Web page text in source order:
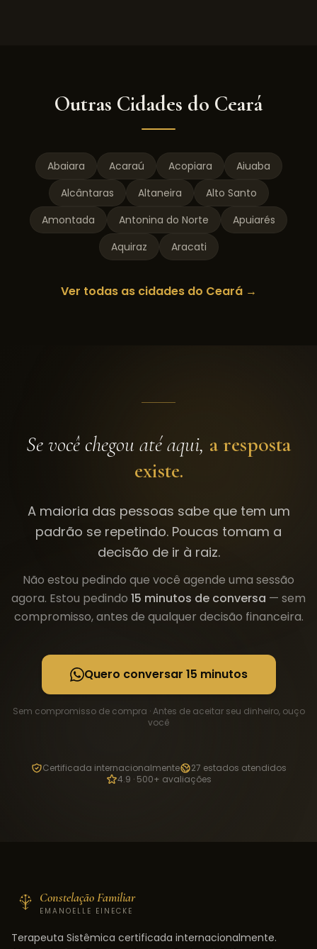
Outras Cidades do Ceará
Abaiara Acaraú Acopiara
Aiuaba
Alcântaras
Altaneira
Alto Santo
Amontada
Antonina do Norte
Apuiarés
Aquiraz
Aracati
Ver todas as cidades do Ceará→
Se você chegou até aqui, a resposta
existe.
A maioria das pessoas sabe que tem um
padrão se repetindo. Poucas tomam a
decisão de ir à raiz.
Não estou pedindo que você agende uma sessão
agora. Estou pedindo 15 minutos de conversa — sem
compromisso, antes de qualquer decisão financeira.
Quero conversar 15 minutos
Sem compromisso de compra · Antes de aceitar seu dinheiro, ouço
você
Certificada internacionalmente
27 estados atendidos
4.9 · 500+ avaliações
Constelação Familiar
EMANOELLE EINECKE
Terapeuta Sistêmica certificada internacionalmente.